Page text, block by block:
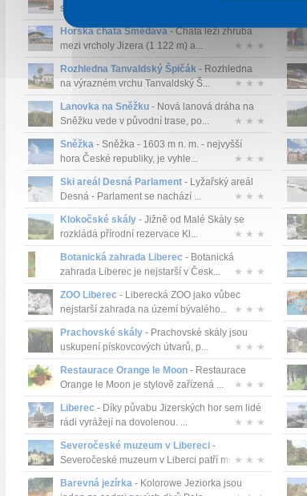
se sypanou hrází na řece Če...
Horská chata Smědava- Chata leží zhruba
mezi vrcholy Jizera (1 122 m) a...
★ ★ ★
Rozhledna Tanvaldský Špičák - Rozhledna
na výrazném vrchu Tanvaldský Š...
★ ★ ★
Lanovka na Sněžku - Nová lanová dráha na
Sněžku vede v původní trase, po...
★ ★ ★
Sněžka - Sněžka - 1603 m n. m. - nejvyšší
hora České republiky, je vyhle...
★ ★ ★
Ski areál Desná Parlament - Lyžařský areál
Desná - Parlament se nachází ...
★ ★ ★
Klokočské skály - Jižně od Malé Skály se
rozkládá přírodní rezervace Kl...
★ ★ ★
Botanická zahrada Liberec - Botanická
zahrada Liberec je nejstarší v Česk...
★ ★ ★
ZOO Liberec - Liberecká ZOO jako vůbec
nejstarší zahrada na území bývalého...
★ ★ ★
Prachovské skály - Prachovské skály jsou
uskupení pískovcových útvarů, p...
★ ★ ★
Restaurace Orange le Moon - Restaurace
Orange le Moon je stylově zařízená ...
★ ★ ★
Liberec - Díky půvabu Jizerských hor sem lidé
rádi vyrážejí na dovolenou. ...
★ ★ ★
Severočeské muzeum v Libereci -
Severočeské muzeum v Liberci patří mezi ...★ ★ ★
Barevná jezírka - Kolorowe Jeziorka jsou